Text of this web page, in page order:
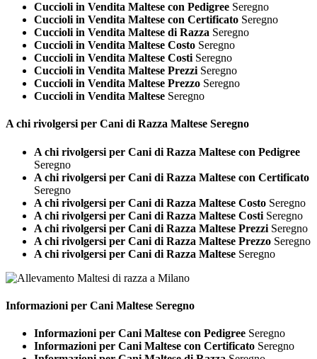
Cuccioli in Vendita Maltese con Pedigree Seregno
Cuccioli in Vendita Maltese con Certificato Seregno
Cuccioli in Vendita Maltese di Razza Seregno
Cuccioli in Vendita Maltese Costo Seregno
Cuccioli in Vendita Maltese Costi Seregno
Cuccioli in Vendita Maltese Prezzi Seregno
Cuccioli in Vendita Maltese Prezzo Seregno
Cuccioli in Vendita Maltese Seregno
A chi rivolgersi per Cani di Razza Maltese Seregno
A chi rivolgersi per Cani di Razza Maltese con Pedigree
Seregno
A chi rivolgersi per Cani di Razza Maltese con Certificato
Seregno
A chi rivolgersi per Cani di Razza Maltese Costo Seregno
A chi rivolgersi per Cani di Razza Maltese Costi Seregno
A chi rivolgersi per Cani di Razza Maltese Prezzi Seregno
A chi rivolgersi per Cani di Razza Maltese Prezzo Seregno
A chi rivolgersi per Cani di Razza Maltese Seregno
Informazioni per Cani Maltese Seregno
Informazioni per Cani Maltese con Pedigree Seregno
Informazioni per Cani Maltese con Certificato Seregno